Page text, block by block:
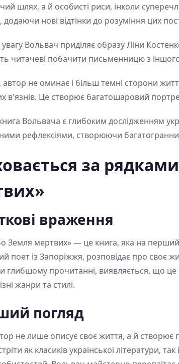
шлях, а й особисті риси, інколи
нові відтінки до розуміння цих
Вольвач приділяє образу Ліни
читачеві побачити письменницю з
автор не оминає і більш темні сторони
в'язнів. Це створює багатошаровий
Вольвача є глибоким дослідженням
рефлексіями, створюючи
за
враження
Земля мертвих» — це книга, яка на
поет із Запоріжжя, розповідає про своє
глибшому прочитанні, виявляється, що це
жанри та стилі.
погляд
не лише описує своє життя, а й
як класиків української літератури,